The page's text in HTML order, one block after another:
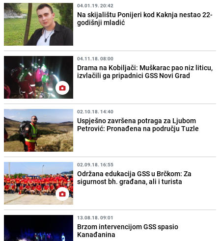
04.01.19. 20:42
Na skijalištu Ponijeri kod Kaknja nestao 22-
godišnji mladić
04.11.18. 08:00
Drama na Kobiljači: Muškarac pao niz liticu,
izvlačili ga pripadnici GSS Novi Grad
02.10.18. 14:40
Uspješno završena potraga za Ljubom
Petrović: Pronađena na području Tuzle
02.09.18. 16:55
Održana edukacija GSS u Brčkom: Za
sigurnost bh. građana, ali i turista
13.08.18. 09:01
Brzom intervencijom GSS spasio
Kanađanina